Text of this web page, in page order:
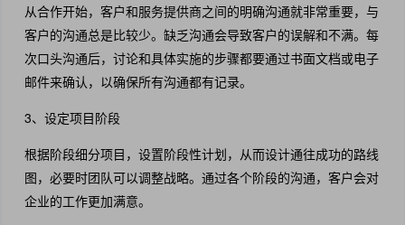
从合作开始，客户和服务提供商之间的明确沟通就非常重要，与
客户的沟通总是比较少。缺乏沟通会导致客户的误解和不满。每
次口头沟通后，讨论和具体实施的步骤都要通过书面文档或电子
邮件来确认，以确保所有沟通都有记录。
3、设定项目阶段
根据阶段细分项目，设置阶段性计划，从而设计通往成功的路线
图，必要时团队可以调整战略。通过各个阶段的沟通，客户会对
企业的工作更加满意。